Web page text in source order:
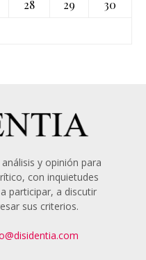
28 29
30
y opinión para
con inquietudes
participar, a discutir
sus criterios.